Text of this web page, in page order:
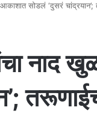
सोडलं ‘दुसरं चांद्रयान’;
नाद